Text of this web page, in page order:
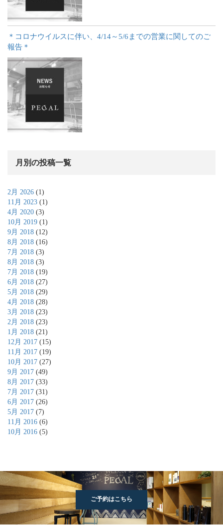
＊コロナウイルスに伴い、4/14～5/6までの営業に関してのご
報告＊
月別の投稿一覧
2月 2026 (1)
11月 2023 (1)
4月 2020 (3)
10月 2019 (1)
9月 2018 (12)
8月 2018 (16)
7月 2018 (3)
8月 2018 (3)
7月 2018 (19)
6月 2018 (27)
5月 2018 (29)
4月 2018 (28)
3月 2018 (23)
2月 2018 (23)
1月 2018 (21)
12月 2017 (15)
11月 2017 (19)
10月 2017 (27)
9月 2017 (49)
8月 2017 (33)
7月 2017 (31)
6月 2017 (26)
5月 2017 (7)
11月 2016 (6)
10月 2016 (5)
ご予約はこちら